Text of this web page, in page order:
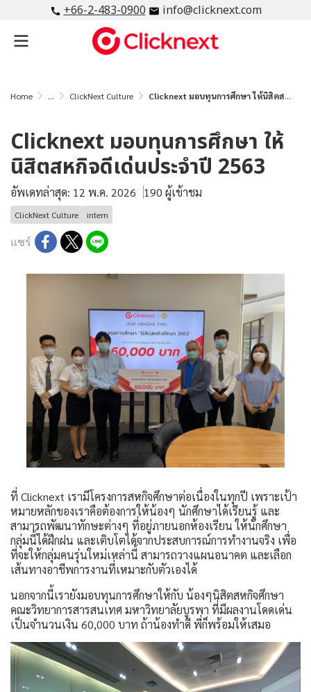
+66-2-483-0900 info@clicknext.com
Home ... ClickNext Culture Clicknext มอบทุนการศึกษา ให้นิสิตสหกิจดีเด่นประจำปี 2563
Clicknext มอบทุนการศึกษา ให้
นิสิตสหกิจดีเด่นประจำปี 2563
อัพเดทล่าสุด: 12 พ.ค. 2026 190 ผู้เข้าชม
ClickNext Culture intern
แชร์
ที่ Clicknext เรามีโครงการสหกิจศึกษาต่อเนื่องในทุกปี เพราะเป้า
หมายหลักของเราคือต้องการให้น้องๆ นักศึกษาได้เรียนรู้ และ
สามารถพัฒนาทักษะต่างๆ ที่อยู่ภายนอกห้องเรียน ให้นักศึกษา
กลุ่มนี้ได้ฝึกฝน และเติบโตได้จากประสบการณ์การทำงานจริง เพื่อ
ที่จะให้กลุ่มคนรุ่นใหม่เหล่านี้ สามารถวางแผนอนาคต และเลือก
เส้นทางอาชีพการงานที่เหมาะกับตัวเองได้
นอกจากนี้เรายังมอบทุนการศึกษาให้กับ น้องๆนิสิตสหกิจศึกษา
คณะวิทยาการสารสนเทศ มหาวิทยาลัยบูรพา ที่มีผลงานโดดเด่น
เป็นจำนวนเงิน 60,000 บาท ถ้าน้องทำดี พี่ก็พร้อมให้เสมอ